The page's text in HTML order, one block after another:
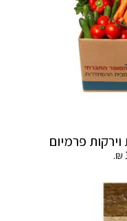
פרמיום